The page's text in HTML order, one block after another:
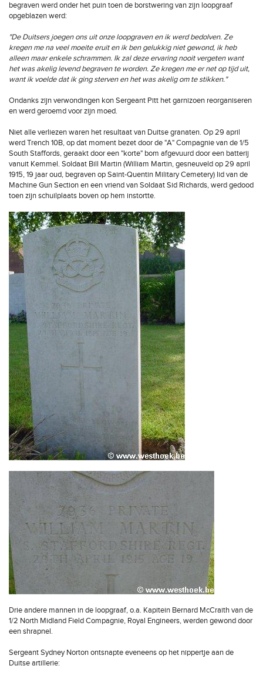
begraven werd onder het puin toen de borstwering van zijn loopgraaf
opgeblazen werd:
"De Duitsers joegen ons uit onze loopgraven en ik werd bedolven. Ze
kregen me na veel moeite eruit en ik ben gelukkig niet gewond, ik heb
alleen maar enkele schrammen. Ik zal deze ervaring nooit vergeten want
het was akelig levend begraven te worden. Ze kregen me er net op tijd uit,
want ik voelde dat ik ging sterven en het was akelig om te stikken."
Ondanks zijn verwondingen kon Sergeant Pitt het garnizoen reorganiseren
en werd geroemd voor zijn moed.
Niet alle verliezen waren het resultaat van Duitse granaten. Op 29 april
werd Trench 10B, op dat moment bezet door de "A" Compagnie van de 1/5
South Staffords, geraakt door een "korte" bom afgevuurd door een batterij
vanuit Kemmel. Soldaat Bill Martin (William Martin, gesneuveld op 29 april
1915, 19 jaar oud, begraven op Saint-Quentin Military Cemetery) lid van de
Machine Gun Section en een vriend van Soldaat Sid Richards, werd gedood
toen zijn schuilplaats boven op hem instortte.
Drie andere mannen in de loopgraaf, o.a. Kapitein Bernard McCraith van de
1/2 North Midland Field Compagnie, Royal Engineers, werden gewond door
een shrapnel.
Sergeant Sydney Norton ontsnapte eveneens op het nippertje aan de
Duitse artillerie: